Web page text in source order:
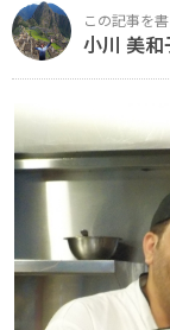
小川 美和